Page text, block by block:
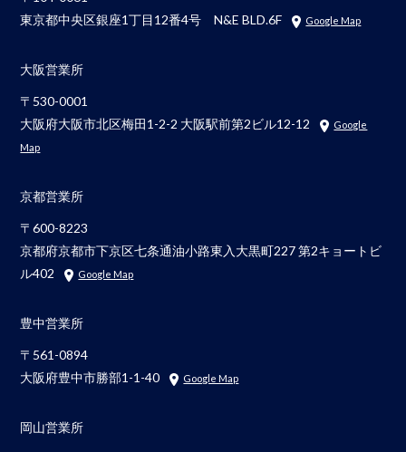
東京都中央区銀座1丁目12番4号 N&E BLD.6F
Google Map
大阪営業所
〒530-0001
大阪府大阪市北区梅田1-2-2 大阪駅前第2ビル12-12
Google
Map
京都営業所
〒600-8223
京都府京都市下京区七条通油小路東入大黒町227 第2キョートビ
ル402
Google Map
豊中営業所
〒561-0894
大阪府豊中市勝部1-1-40
Google Map
岡山営業所